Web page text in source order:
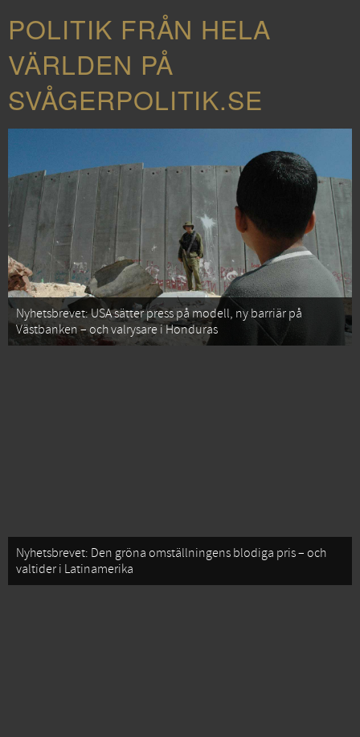
POLITIK FRÅN HELA
VÄRLDEN PÅ
SVÅGERPOLITIK.SE
Nyhetsbrevet: USA sätter press på modell, ny barriär på
Västbanken – och valrysare i Honduras
Nyhetsbrevet: Den gröna omställningens blodiga pris – och
valtider i Latinamerika